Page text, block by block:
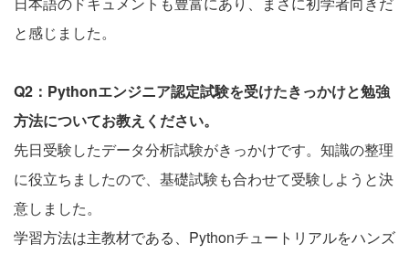
と感じました。
Q2：Pythonエンジニア認定試験を受けたきっかけと勉強
方法についてお教えください。
先日受験したデータ分析試験がきっかけです。知識の整理
に役立ちましたので、基礎試験も合わせて受験しようと決
意しました。
学習方法は主教材である、Pythonチュートリアルをハンズ